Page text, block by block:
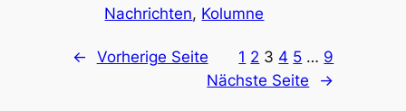
Nachrichten, Kolumne
← Vorherige Seite 1 2 3 4 5 … 9
Nächste Seite
→